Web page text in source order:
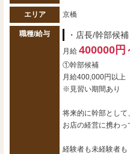
エリア 京橋
職種/給与 ・店長/幹部候補
月給 400000円
①幹部候補
月給400,000円以上
※見習い期間あり
将来的に幹部として、
お店の経営に携わっ
経験者も未経験者も